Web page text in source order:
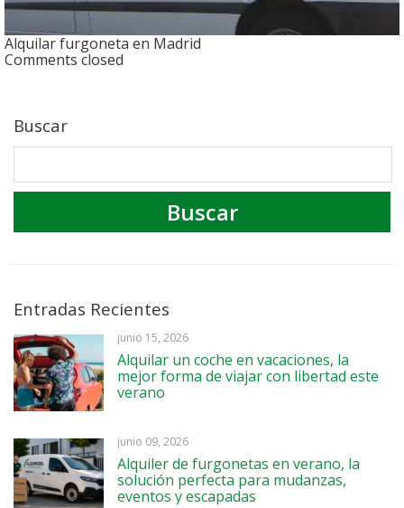
Alquilar furgoneta en Madrid
Comments closed
Buscar
Entradas Recientes
junio 15, 2026
Alquilar un coche en vacaciones, la
mejor forma de viajar con libertad este
verano
junio 09, 2026
Alquiler de furgonetas en verano, la
solución perfecta para mudanzas,
eventos y escapadas